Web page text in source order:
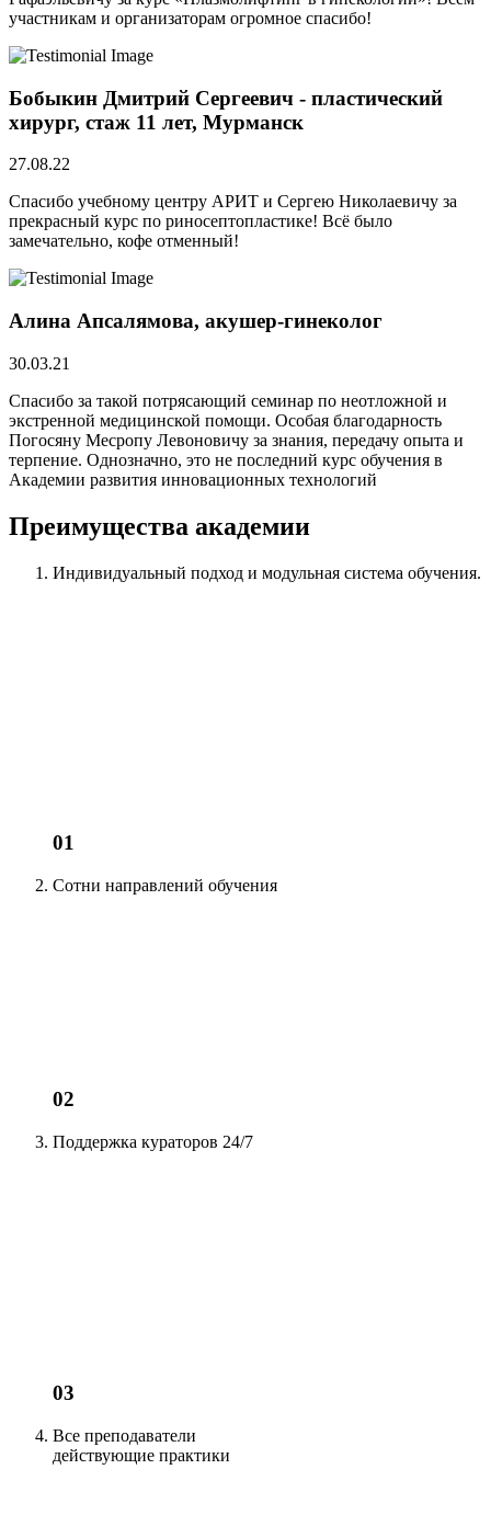
участникам и организаторам огромное спасибо!
Бобыкин Дмитрий Сергеевич - пластический
хирург, стаж 11 лет, Мурманск
27.08.22
Спасибо учебному центру АРИТ и Сергею Николаевичу за
прекрасный курс по риносептопластике! Всё было
замечательно, кофе отменный!
Алина Апсалямова, акушер-гинеколог
30.03.21
Спасибо за такой потрясающий семинар по неотложной и
экстренной медицинской помощи. Особая благодарность
Погосяну Месропу Левоновичу за знания, передачу опыта и
терпение. Однозначно, это не последний курс обучения в
Академии развития инновационных технологий
Преимущества академии
Индивидуальный подход и модульная система обучения.
01
Сотни направлений обучения
02
Поддержка кураторов 24/7
03
Все преподаватели
действующие практики